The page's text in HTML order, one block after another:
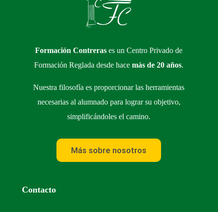
Formación Contreras es un Centro Privado de
Formación Reglada desde hacemás de 20 años.
Nuestra filosofía es proporcionar las herramientas
necesarias al alumnado para lograr su objetivo,
simplificándoles el camino.
Más sobre nosotros
Contacto